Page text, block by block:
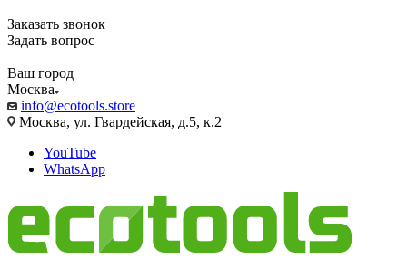
Заказать звонок
Задать вопрос
Ваш город
Москва
info@ecotools.store
Москва, ул. Гвардейская, д.5, к.2
YouTube
WhatsApp